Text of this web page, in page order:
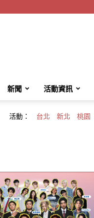
新聞 活動資訊
活動： 台北 新北 桃園